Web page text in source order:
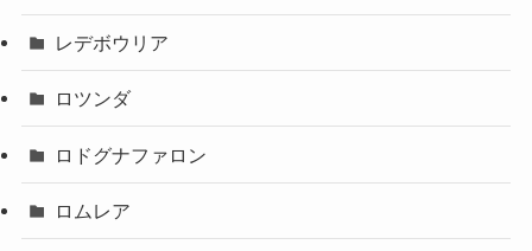
レデボウリア
ロツンダ
ロドグナファロン
ロムレア